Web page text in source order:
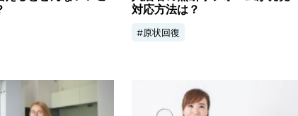
対応方法は？
原状回復